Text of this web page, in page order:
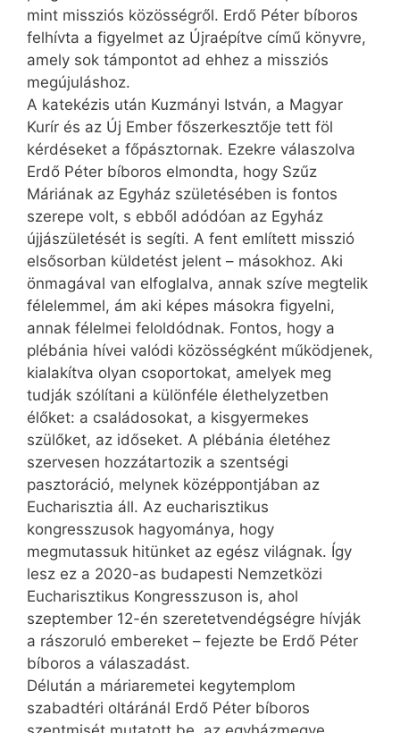
mint missziós közösségről. Erdő Péter bíboros
felhívta a figyelmet az Újraépítve című könyvre,
amely sok támpontot ad ehhez a missziós
megújuláshoz.
A katekézis után Kuzmányi István, a Magyar
Kurír és az Új Ember főszerkesztője tett föl
kérdéseket a főpásztornak. Ezekre válaszolva
Erdő Péter bíboros elmondta, hogy Szűz
Máriának az Egyház születésében is fontos
szerepe volt, s ebből adódóan az Egyház
újjászületését is segíti. A fent említett misszió
elsősorban küldetést jelent – másokhoz. Aki
önmagával van elfoglalva, annak szíve megtelik
félelemmel, ám aki képes másokra figyelni,
annak félelmei feloldódnak. Fontos, hogy a
plébánia hívei valódi közösségként működjenek,
kialakítva olyan csoportokat, amelyek meg
tudják szólítani a különféle élethelyzetben
élőket: a családosokat, a kisgyermekes
szülőket, az időseket. A plébánia életéhez
szervesen hozzátartozik a szentségi
pasztoráció, melynek középpontjában az
Eucharisztia áll. Az eucharisztikus
kongresszusok hagyománya, hogy
megmutassuk hitünket az egész világnak. Így
lesz ez a 2020-as budapesti Nemzetközi
Eucharisztikus Kongresszuson is, ahol
szeptember 12-én szeretetvendégségre hívják
a rászoruló embereket – fejezte be Erdő Péter
bíboros a válaszadást.
Délután a máriaremetei kegytemplom
szabadtéri oltáránál Erdő Péter bíboros